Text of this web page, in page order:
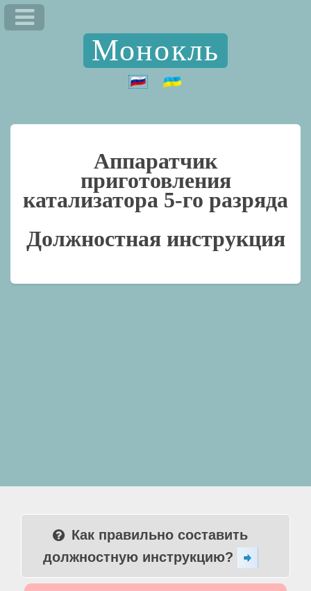
Монокль
Аппаратчик
приготовления
катализатора 5-го разряда
Должностная инструкция
Как правильно составить
должностную инструкцию?